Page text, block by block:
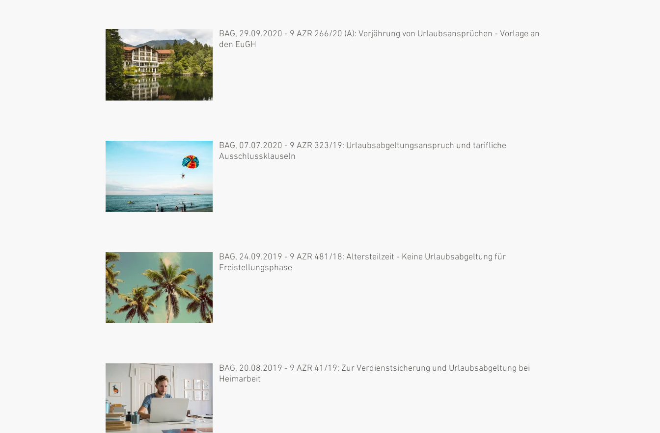
BAG, 29.09.2020 - 9 AZR 266/20 (A): Verjährung von Urlaubsansprüchen - Vorlage an
den EuGH
BAG, 07.07.2020 - 9 AZR 323/19: Urlaubsabgeltungsanspruch und tarifliche
Ausschlussklauseln
BAG, 24.09.2019 - 9 AZR 481/18: Altersteilzeit - Keine Urlaubsabgeltung für
Freistellungsphase
BAG, 20.08.2019 - 9 AZR 41/19: Zur Verdienstsicherung und Urlaubsabgeltung bei
Heimarbeit